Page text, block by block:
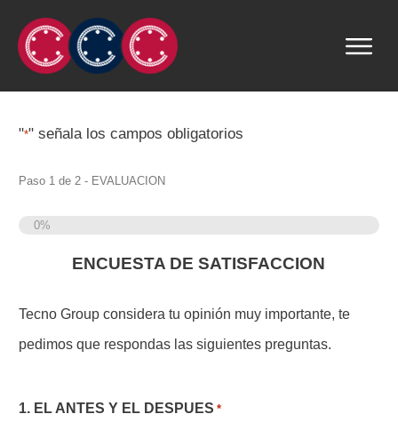
"*" señala los campos obligatorios
Paso 1 de 2 - EVALUACION
0%
ENCUESTA DE SATISFACCION
Tecno Group considera tu opinión muy importante, te
pedimos que respondas las siguientes preguntas.
1. EL ANTES Y EL DESPUES *